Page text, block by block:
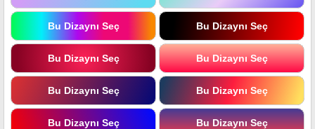
Bu Dizaynı Seç Bu Dizaynı Seç
Bu Dizaynı Seç Bu Dizaynı Seç
Bu Dizaynı Seç Bu Dizaynı Seç
Bu Dizaynı Seç Bu Dizaynı Seç